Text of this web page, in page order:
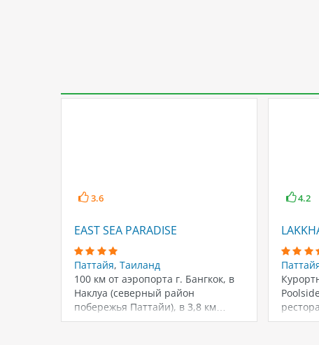
3.6
EAST SEA PARADISE
Паттайя, Таиланд
100 км от аэропорта г. Бангкок, в
Наклуа (северный район
побережья Паттайи), в 3,8 км…
4.2